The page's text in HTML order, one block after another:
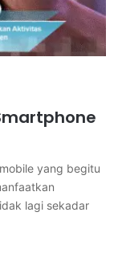
yang begitu
lagi sekadar